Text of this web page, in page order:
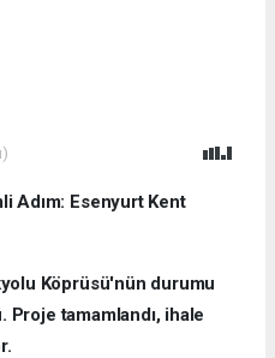
Adım: Esenyurt Kent
Köprüsü'nün durumu
tamamlandı, ihale